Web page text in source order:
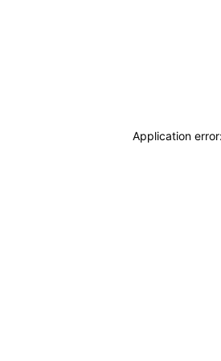
Application